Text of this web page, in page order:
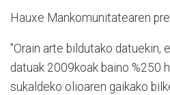
Hauxe Mankomunitatearen
"Orain arte bildutako datuekin,
datuak 2009koak baino %250
sukaldeko olioaren gaikako